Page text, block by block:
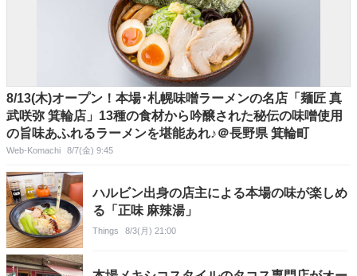
8/13(木)オープン！本場･札幌味噌ラーメンの名店「麺匠 真
武咲弥 箕輪店」13種の食材から吟醸された秘伝の味噌使用
の旨味あふれるラーメンを堪能あれ♪＠長野県 箕輪町
Web-Komachi 8/7(金) 9:45
ハルビン出身の店主による本場の味が楽しめ
る「正味 麻辣湯」
Things 8/3(月) 21:00